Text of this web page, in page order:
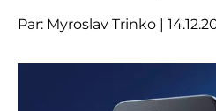
Par: Myroslav Trinko |